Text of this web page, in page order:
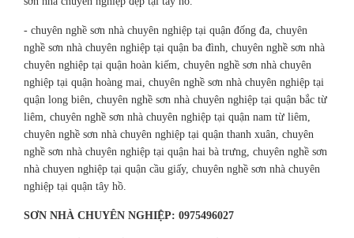
- chuyên nghề sơn nhà chuyên nghiệp tại quận đống đa, chuyên
nghề sơn nhà chuyên nghiệp tại quận ba đình, chuyên nghề sơn nhà
chuyên nghiệp tại quận hoàn kiếm, chuyên nghề sơn nhà chuyên
nghiệp tại quận hoàng mai, chuyên nghề sơn nhà chuyên nghiệp tại
quận long biên, chuyên nghề sơn nhà chuyên nghiệp tại quận bắc từ
liêm, chuyên nghề sơn nhà chuyên nghiệp tại quận nam từ liêm,
chuyên nghề sơn nhà chuyên nghiệp tại quận thanh xuân, chuyên
nghề sơn nhà chuyên nghiệp tại quận hai bà trưng, chuyên nghề sơn
nhà chuyen nghiệp tại quận cầu giấy, chuyên nghề sơn nhà chuyên
nghiệp tại quận tây hồ.
SƠN NHÀ CHUYÊN NGHIỆP: 0975496027